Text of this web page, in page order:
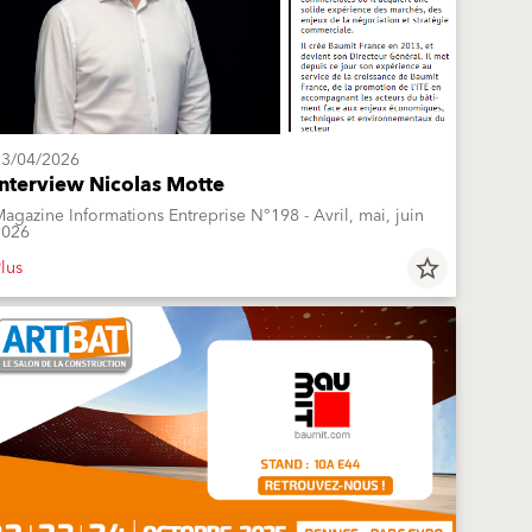
04/2026
Nicolas Motte
Informations Entreprise N°198 - Avril, mai, juin
star_border